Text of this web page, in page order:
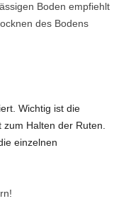
Boden empfiehlt
des Bodens
Wichtig ist die
Halten der Ruten.
einzelnen